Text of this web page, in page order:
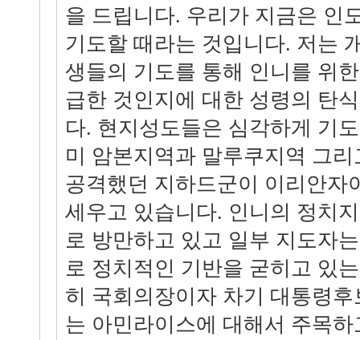
을 드립니다. 우리가 지금은 인
기도할 때라는 것입니다. 저는
생들의 기도를 통해 인니를 위
급한 것인지에 대한 성령의 탄
다. 현지성도들은 심각하게 기
미 암본지역과 말루쿠지역 그
공격했던 지하드군이 이리안자
세우고 있습니다. 인니의 정치
로 방만하고 있고 일부 지도자
로 정치적인 기반을 굳히고 있
히 국회의장이자 차기 대통령
는 아민라이스에 대해서 주목